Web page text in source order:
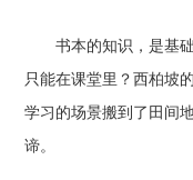
书本的知识，是基
只能在课堂里？西柏坡
学习的场景搬到了田间
谛。